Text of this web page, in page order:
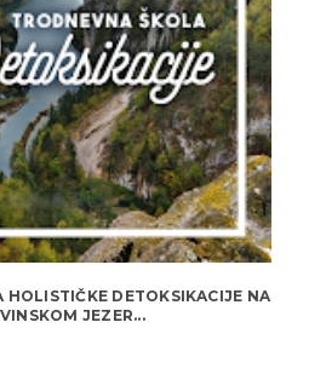
HOLISTIČKE DETOKSIKACIJE NA
JEZER...